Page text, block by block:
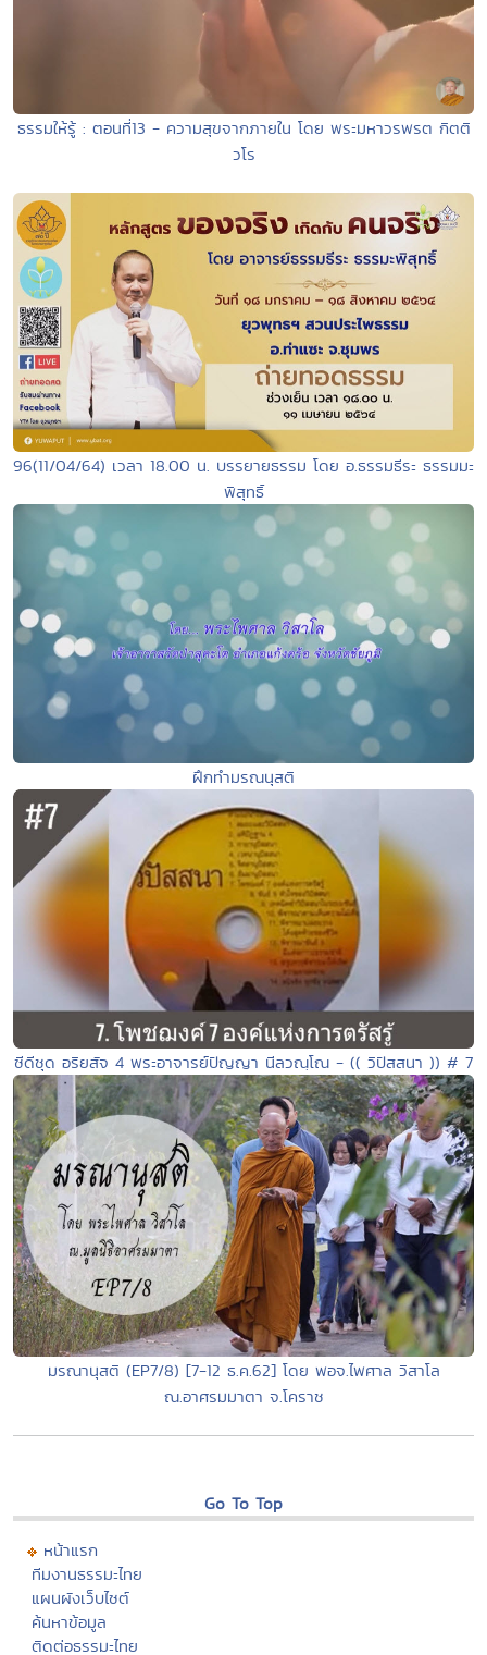
ธรรมให้รู้ : ตอนที่13 - ความสุขจากภายใน โดย พระมหาวรพรต กิตติ
วโร
96(11/04/64) เวลา 18.00 น. บรรยายธรรม โดย อ.ธรรมธีระ ธรรมมะ
พิสุทธิ์
ฝึกทำมรณนุสติ
ซีดีชุด อริยสัจ 4 พระอาจารย์ปัญญา นีลวณฺโณ - (( วิปัสสนา )) # 7
มรณานุสติ (EP7/8) [7-12 ธ.ค.62] โดย พอจ.ไพศาล วิสาโล
ณ.อาศรมมาตา จ.โคราช
Go To Top
หน้าแรก
ทีมงานธรรมะไทย
แผนผังเว็บไซต์
ค้นหาข้อมูล
ติดต่อธรรมะไทย